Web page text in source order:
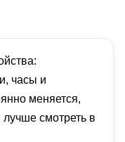
часы и
меняется,
смотреть в